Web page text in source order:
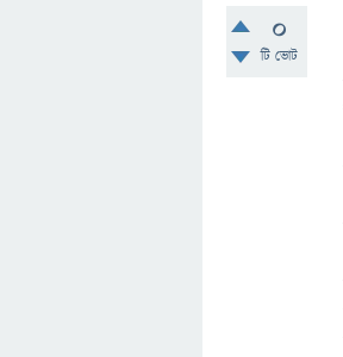
0
টি ভোট